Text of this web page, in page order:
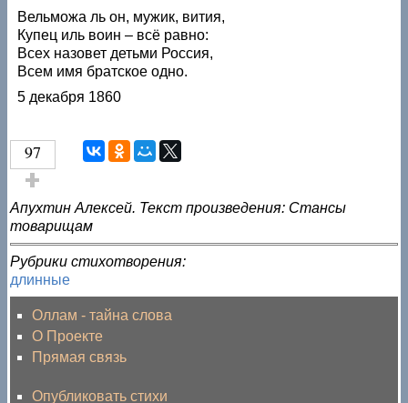
Вельможа ль он, мужик, вития,
Купец иль воин – всё равно:
Всех назовет детьми Россия,
Всем имя братское одно.
5 декабря 1860
97
Голос за!
Апухтин Алексей. Текст произведения: Стансы
товарищам
Рубрики стихотворения:
длинные
Оллам - тайна слова
О Проекте
Прямая связь
Опубликовать стихи